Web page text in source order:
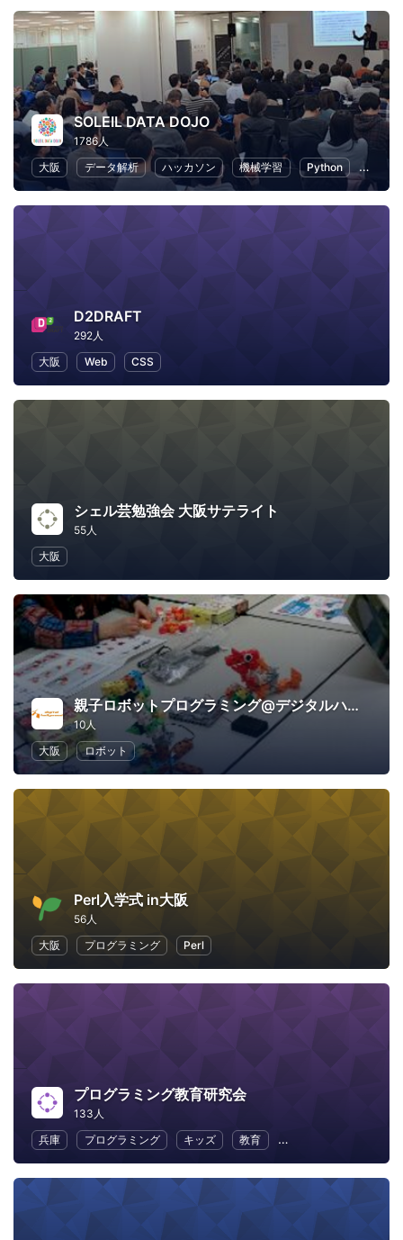
SOLEIL DATA DOJO
1786人
大阪
データ解析 ハッカソン 機械学習 Python 人工知
D2DRAFT
292人
大阪
Web CSS
シェル芸勉強会 大阪サテライト
55人
大阪
親子ロボットプログラミング@デジタルハリウッド大阪校
10人
大阪
ロボット
Perl入学式 in大阪
56人
大阪
プログラミング Perl
プログラミング教育研究会
133人
兵庫
プログラミング キッズ 教育 幼児教育・子供の教育